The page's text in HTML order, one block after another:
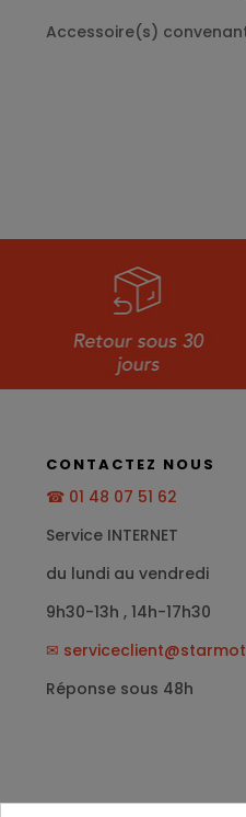
Accessoire(s) convenant
CONTACTEZ NOUS
☎ 01 48 07 51 62
Service INTERNET
du lundi au vendredi
9h30-13h , 14h-17h30
✉
Réponse sous 48h